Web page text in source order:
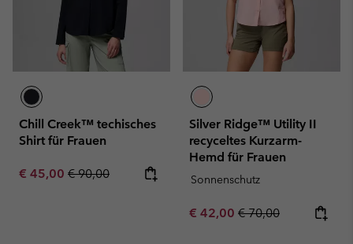
Chill Creek™ techisches
Shirt für Frauen
Sale price:
€ 45,00 Regular price:
€ 90,00
Silver Ridge™ Utility II
recyceltes Kurzarm-
Hemd für Frauen
Sonnenschutz
Sale price:
€ 42,00 Regular price:
€ 70,00